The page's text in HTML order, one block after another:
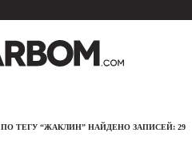
ПО ТЕГУ “ЖАКЛИН” НАЙДЕНО ЗАПИСЕЙ: 29